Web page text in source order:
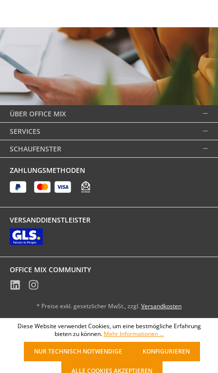
ÜBER OFFICE MIX
SERVICES
SCHAUFENSTER
ZAHLUNGSMETHODEN
VERSANDDIENSTLEISTER
OFFICE MIX COMMUNITY
* Preise exkl. gesetzlicher MwSt., zzgl. Versandkosten
Diese Website verwendet Cookies, um eine bestmögliche Erfahrung
bieten zu können. Mehr Informationen ...
NUR TECHNISCH NOTWENDIGE KONFIGURIEREN
ALLE COOKIES AKZEPTIEREN